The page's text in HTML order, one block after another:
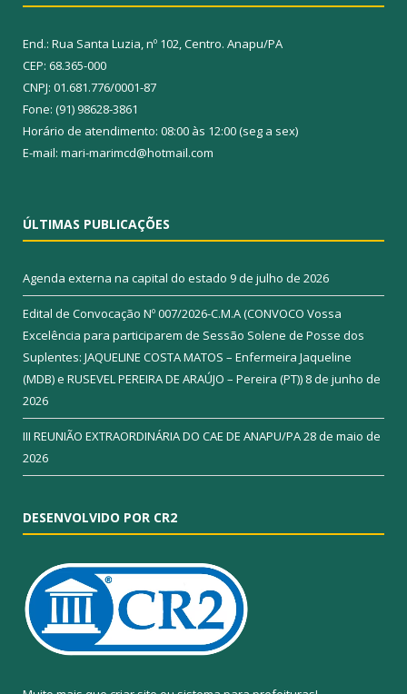
End.: Rua Santa Luzia, nº 102, Centro. Anapu/PA
CEP: 68.365-000
CNPJ: 01.681.776/0001-87
Fone: (91) 98628-3861
Horário de atendimento: 08:00 às 12:00 (seg a sex)
E-mail: mari-marimcd@hotmail.com
ÚLTIMAS PUBLICAÇÕES
Agenda externa na capital do estado 9 de julho de 2026
Edital de Convocação Nº 007/2026-C.M.A (CONVOCO Vossa
Excelência para participarem de Sessão Solene de Posse dos
Suplentes: JAQUELINE COSTA MATOS – Enfermeira Jaqueline
(MDB) e RUSEVEL PEREIRA DE ARAÚJO – Pereira (PT)) 8 de junho de
2026
III REUNIÃO EXTRAORDINÁRIA DO CAE DE ANAPU/PA28 de maio de
2026
DESENVOLVIDO POR CR2